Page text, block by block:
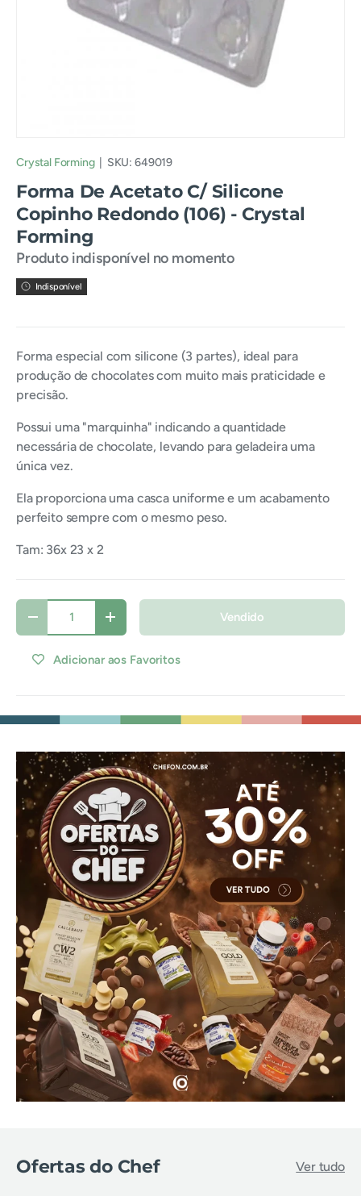
Crystal Forming| SKU: 649019
Forma De Acetato C/ Silicone
Copinho Redondo (106) - Crystal
Forming
Produto indisponível no momento
Indisponível
Forma especial com silicone (3 partes), ideal para
produção de chocolates com muito mais praticidade e
precisão.
Possui uma "marquinha" indicando a quantidade
necessária de chocolate, levando para geladeira uma
única vez.
Ela proporciona uma casca uniforme e um acabamento
perfeito sempre com o mesmo peso.
Tam: 36x 23 x 2
Qtde
Diminuir quantidadeAumentar quantidadeVendido
Adicionar aos Favoritos
Ofertas do Chef Ver tudo